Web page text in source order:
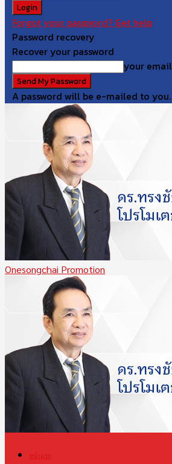
Forgot your password? Get help
Password recovery
Recover your password
your email
A password will be e-mailed to you.
Onesongchai Promotion
หน้าแรก